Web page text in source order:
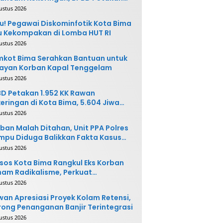
Rawan
2026
Pegawai Diskominfotik Kota Bima
Kekompakan di Lomba HUT RI
2026
Bima Serahkan Bantuan untuk
Korban Kapal Tenggelam
2026
Petakan 1.952 KK Rawan
di Kota Bima, 5.604 Jiwa
Terdampak
2026
Malah Ditahan, Unit PPA Polres
Diduga Balikkan Fakta Kasus
2026
Kota Bima Rangkul Eks Korban
Radikalisme, Perkuat
Sosial
2026
Apresiasi Proyek Kolam Retensi,
Penanganan Banjir Terintegrasi
2026